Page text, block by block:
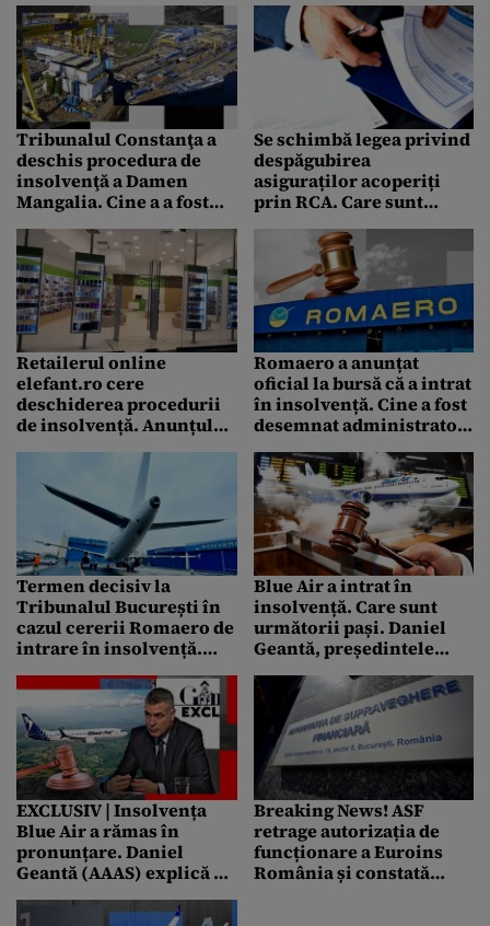
ANAF să ne dea o situație
detaliată”
5 ani, analizată de Curtea
Constituțională
Tribunalul Constanţa a
deschis procedura de
insolvenţă a Damen
Mangalia. Cine a a fost
judiciar
Se schimbă legea privind
despăgubirea
asiguraților acoperiți
prin RCA. Care sunt
consumatori propuse să
aibă prioritate la plată
Retailerul online
elefant.ro cere
deschiderea procedurii
de insolvență. Anunțul
Romaero a anunțat
oficial la bursă că a intrat
în insolvență. Cine a fost
desemnat administrator
Termen decisiv la
Tribunalul București în
cazul cererii Romaero de
intrare în insolvență.
administrator judiciar
Blue Air a intrat în
insolvență. Care sunt
următorii pași. Daniel
Geantă, președintele
contractele păguboase”
EXCLUSIV | Insolvența
Blue Air a rămas în
pronunțare. Daniel
Geantă (AAAS) explică ce
pentru românii păgubiți
Breaking News! ASF
retrage autorizația de
funcționare a Euroins
România și constată